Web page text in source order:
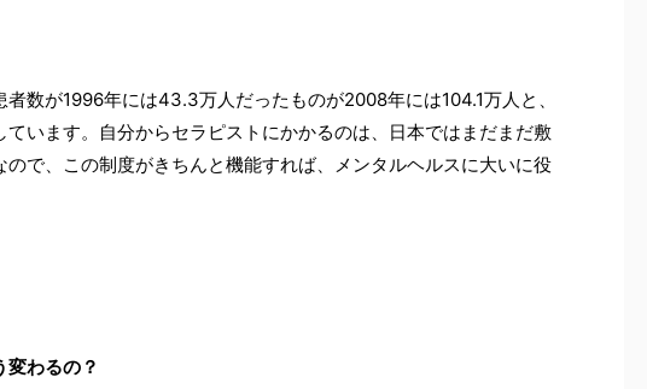
者数が1996年には43.3万人だったものが2008年には104.1万人と、
います。自分からセラピストにかかるのは、日本ではまだまだ敷
ので、この制度がきちんと機能すれば、メンタルヘルスに大いに役
変わるの？